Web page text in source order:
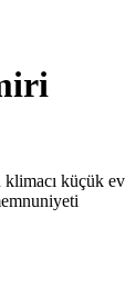
klimacı küçük ev